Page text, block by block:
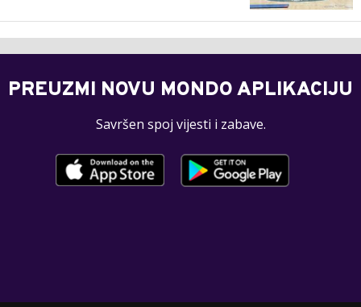
PREUZMI NOVU MONDO APLIKACIJU
Savršen spoj vijesti i zabave.